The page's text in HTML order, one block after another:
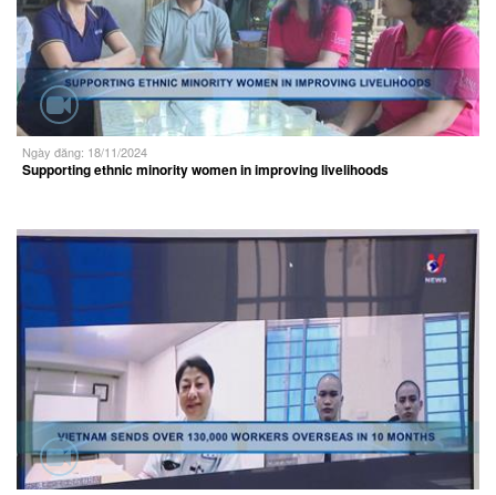
Ngày đăng: 18/11/2024
Supporting ethnic minority women in improving livelihoods